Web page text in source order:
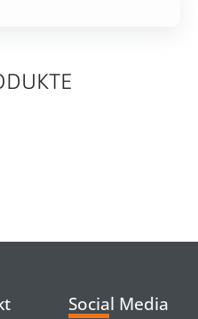
Social Media